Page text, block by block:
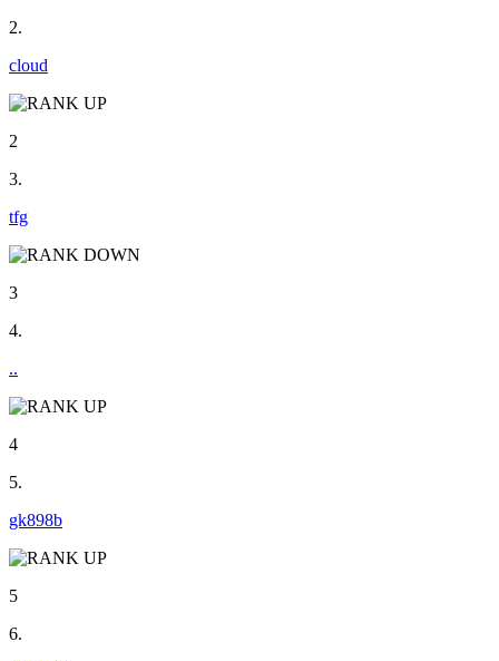
2.
cloud
2
3.
tfg
3
4.
..
4
5.
gk898b
5
6.